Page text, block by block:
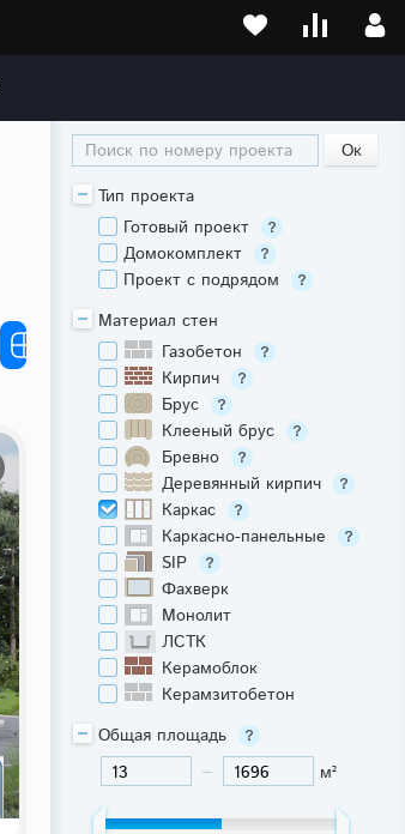
Поиск по номеру проекта
Тип проекта
Готовый проект
Домокомплект
Проект с подрядом
Материал стен
Газобетон
Кирпич
Брус
Клееный брус
Бревно
Деревянный кирпич
Каркас
Каркасно-панельные
SIP
Фахверк
Монолит
ЛСТК
Керамоблок
Керамзитобетон
Общая площадь
м²